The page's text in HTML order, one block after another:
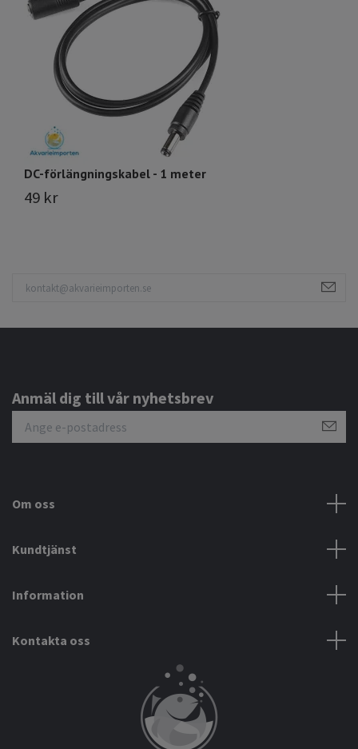
DC-förlängningskabel - 1 meter
49 kr
Anmäl dig till vår nyhetsbrev
Om oss
Kundtjänst
Information
Kontakta oss